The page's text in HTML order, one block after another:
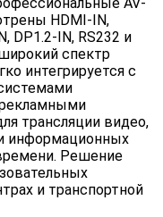
AV-
HDMI-IN,
DP1.2-IN, RS232 и
спектр
интегрируется с
трансляции видео,
информационных
Решение
и транспортной